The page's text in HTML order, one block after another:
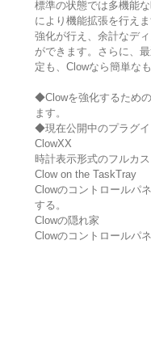
標準の状態では多機能
により機能拡張を行え
強化が行え、余計なデ
ができます。さらに、
定も、Clowなら簡単な
◆Clowを強化するため
ます。
◆現在公開中のプラグイ
ClowXX
時計表示形式のフルカ
Clow on the TaskTray
Clowのコントロールパ
する。
Clowの隠れ家
Clowのコントロールパ